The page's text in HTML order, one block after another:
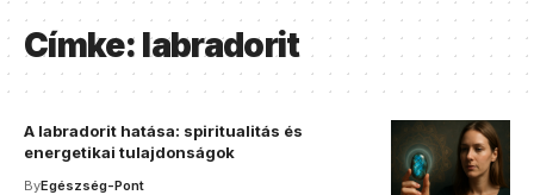
Címke: labradorit
A labradorit hatása: spiritualitás és
energetikai tulajdonságok
ByEgészség-Pont